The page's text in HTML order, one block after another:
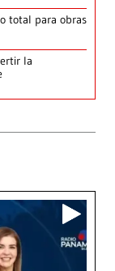
total para obras
la